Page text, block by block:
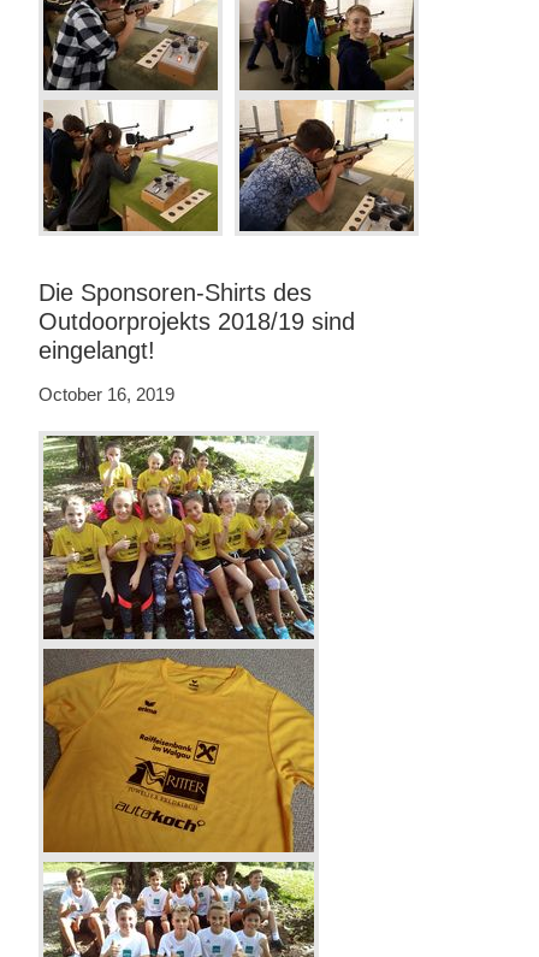
Die Sponsoren-Shirts des
Outdoorprojekts 2018/19 sind
eingelangt!
October 16, 2019